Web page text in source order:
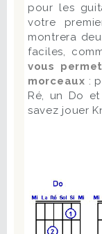
pour les
votre
montrera
faciles,
vous
morceaux :
Ré, un Do
savez jouer